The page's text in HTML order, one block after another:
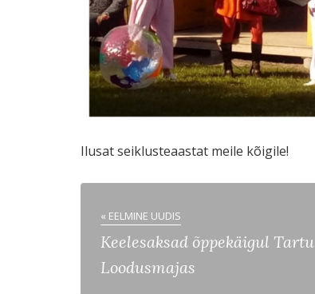
Ilusat seiklusteaastat meile kõigile!
« EELMINE UUDIS
Keelesaksad õppekäigul Tartu
Loodusmajas